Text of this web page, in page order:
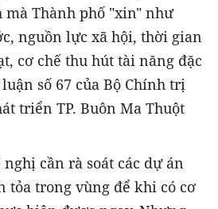
mà Thành phố "xin" như
nguồn lực xã hội, thời gian
cơ chế thu hút tài năng đặc
số 67 của Bộ Chính trị
triển TP. Buôn Ma Thuột
cần rà soát các dự án
tỏa trong vùng để khi có cơ